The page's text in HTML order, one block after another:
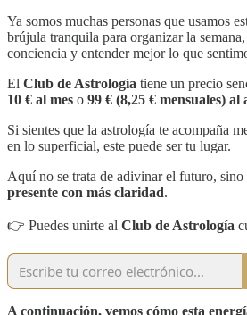
Ya somos muchas personas que usamos
brújula tranquila para organizar la
conciencia y entender mejor lo que
El Club de Astrología tiene un precio
10 € al mes o 99 € (8,25 € mensuales) al
Si sientes que la astrología te acompaña
en lo superficial, este puede ser tu lugar.
Aquí no se trata de adivinar el futuro, sino
presente con más claridad.
👉 Puedes unirte al Club de Astrología
A continuación, vemos cómo esta